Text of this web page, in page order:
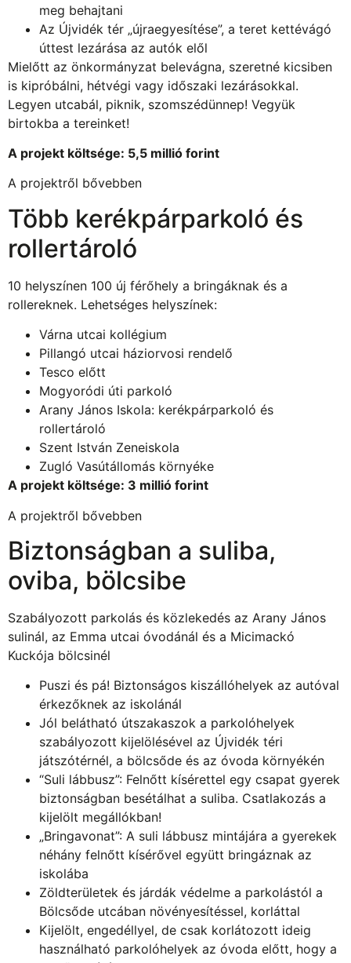
meg behajtani
Az Újvidék tér „újraegyesítése”, a teret kettévágó
úttest lezárása az autók elől
Mielőtt az önkormányzat belevágna, szeretné kicsiben
is kipróbálni, hétvégi vagy időszaki lezárásokkal.
Legyen utcabál, piknik, szomszédünnep! Vegyük
birtokba a tereinket!
A projekt költsége: 5,5 millió forint
A projektről bővebben
Több kerékpárparkoló és
rollertároló
10 helyszínen 100 új férőhely a bringáknak és a
rollereknek. Lehetséges helyszínek:
Várna utcai kollégium
Pillangó utcai háziorvosi rendelő
Tesco előtt
Mogyoródi úti parkoló
Arany János Iskola: kerékpárparkoló és
rollertároló
Szent István Zeneiskola
Zugló Vasútállomás környéke
A projekt költsége: 3 millió forint
A projektről bővebben
Biztonságban a suliba,
oviba, bölcsibe
Szabályozott parkolás és közlekedés az Arany János
sulinál, az Emma utcai óvodánál és a Micimackó
Kuckója bölcsinél
Puszi és pá! Biztonságos kiszállóhelyek az autóval
érkezőknek az iskolánál
Jól belátható útszakaszok a parkolóhelyek
szabályozott kijelölésével az Újvidék téri
játszótérnél, a bölcsőde és az óvoda környékén
“Suli lábbusz”: Felnőtt kísérettel egy csapat gyerek
biztonságban besétálhat a suliba. Csatlakozás a
kijelölt megállókban!
„Bringavonat”: A suli lábbusz mintájára a gyerekek
néhány felnőtt kísérővel együtt bringáznak az
iskolába
Zöldterületek és járdák védelme a parkolástól a
Bölcsőde utcában növényesítéssel, korláttal
Kijelölt, engedéllyel, de csak korlátozott ideig
használható parkolóhelyek az óvoda előtt, hogy a